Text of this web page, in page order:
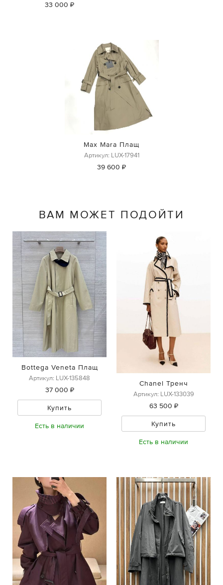
33 000 ₽
Max Mara Плащ
Артикул: LUX-17941
39 600 ₽
ВАМ МОЖЕТ ПОДОЙТИ
Bottega Veneta Плащ
Артикул: LUX-135848
37 000 ₽
Купить
Есть в наличии
Chanel Тренч
Артикул: LUX-133039
63 500 ₽
Купить
Есть в наличии